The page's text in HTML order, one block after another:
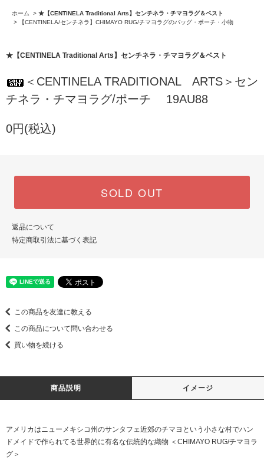
ホーム > ★【CENTINELA Traditional Arts】センチネラ・チマヨラグ＆ベスト
>
【CENTINELA/センチネラ】CHIMAYO RUG/チマヨラグのバッグ・ポーチ・小物
★【CENTINELA Traditional Arts】センチネラ・チマヨラグ＆ベスト
＜CENTINELA TRADITIONAL ARTS＞セン
チネラ・チマヨラグ/ポーチ 19AU88
0円(税込)
SOLD OUT
返品について
特定商取引法に基づく表記
この商品を友達に教える
この商品について問い合わせる
買い物を続ける
商品説明 イメージ
アメリカはニューメキシコ州のサンタフェ近郊のチマヨという小さな村でハン
ドメイドで作られてる世界的に有名な伝統的な織物 ＜CHIMAYO RUG/チマヨラ
グ＞